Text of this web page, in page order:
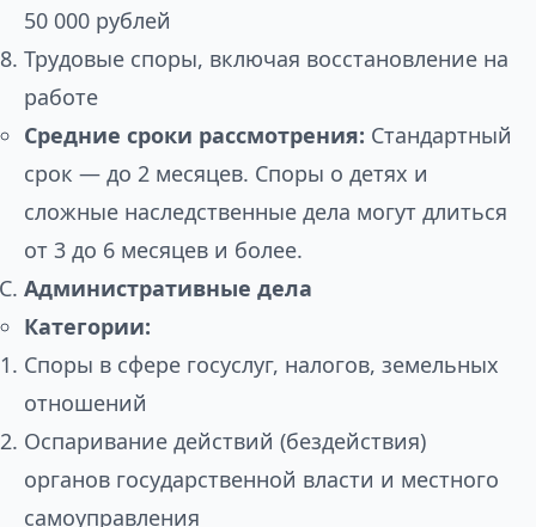
50 000 рублей
Трудовые споры, включая восстановление на
работе
Средние сроки рассмотрения: Стандартный
срок — до 2 месяцев. Споры о детях и
сложные наследственные дела могут длиться
от 3 до 6 месяцев и более.
Административные дела
Категории:
Споры в сфере госуслуг, налогов, земельных
отношений
Оспаривание действий (бездействия)
органов государственной власти и местного
самоуправления